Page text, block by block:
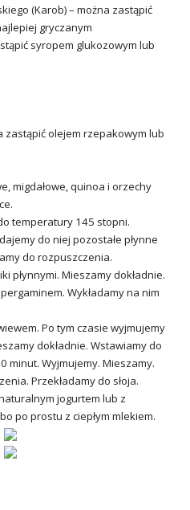
(Karob) – można zastąpić
gryczanym
syropem glukozowym lub
zastąpić olejem rzepakowym lub
migdałowe, quinoa i orzechy
temperatury 145 stopni.
do niej pozostałe płynne
do rozpuszczenia.
płynnymi. Mieszamy dokładnie.
Wykładamy na nim
Po tym czasie wyjmujemy
dokładnie. Wstawiamy do
minut. Wyjmujemy. Mieszamy.
Przekładamy do słoja.
jogurtem lub z
po prostu z ciepłym mlekiem.